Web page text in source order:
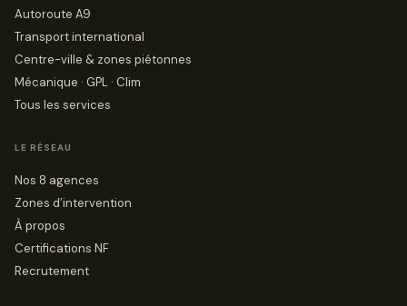
Autoroute A9
Transport international
Centre-ville & zones piétonnes
Mécanique · GPL · Clim
Tous les services
LE RÉSEAU
Nos 8 agences
Zones d’intervention
À propos
Certifications NF
Recrutement